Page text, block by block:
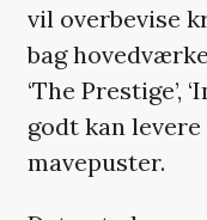
vil overbevise
bag
‘The Prestige’,
godt kan
mavepuster.